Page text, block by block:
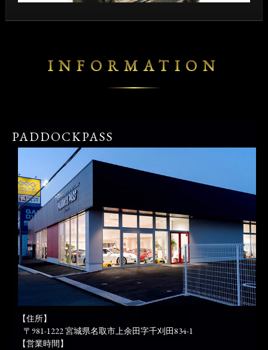
INFORMATION
PADDOCKPASS
【住所】
〒981-1222 宮城県名取市上余田字千刈田834-1
【営業時間】